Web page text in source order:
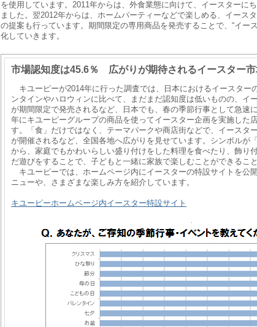
を使用しています。2011年からは、外食業態に向けて、イースターに
ました。翌2012年からは、ホームパーティーなどで楽しめる、イース
の提案も行っています。期間限定の専用商品を発売することで、“イー
化していきます。
市場認知度は45.6％ 広がりが期待されるイースター
キユーピーが2014年に行った調査では、日本におけるイースター
ンタインやハロウィンに比べて、まだまだ認知度は低いものの、イ
が期間限定で発売されるなど、日本でも、春の季節行事として急速
年にキユーピーグループの商品を使ってイースター企画を実施した
す。「食」だけではなく、テーマパークや商店街などで、イースタ
が開催されるなど、全国各地へ広がりを見せています。シンボルが
から、家庭でもかわいらしい盛り付けをした料理を食べたり、飾り
だ遊びをすることで、子どもと一緒に家族で楽しむことができるこ
キユーピーでは、ホームページ内にイースターの特設サイトを公
ニューや、さまざまな楽しみ方を紹介しています。
キユーピーホームページ内イースター特設サイト